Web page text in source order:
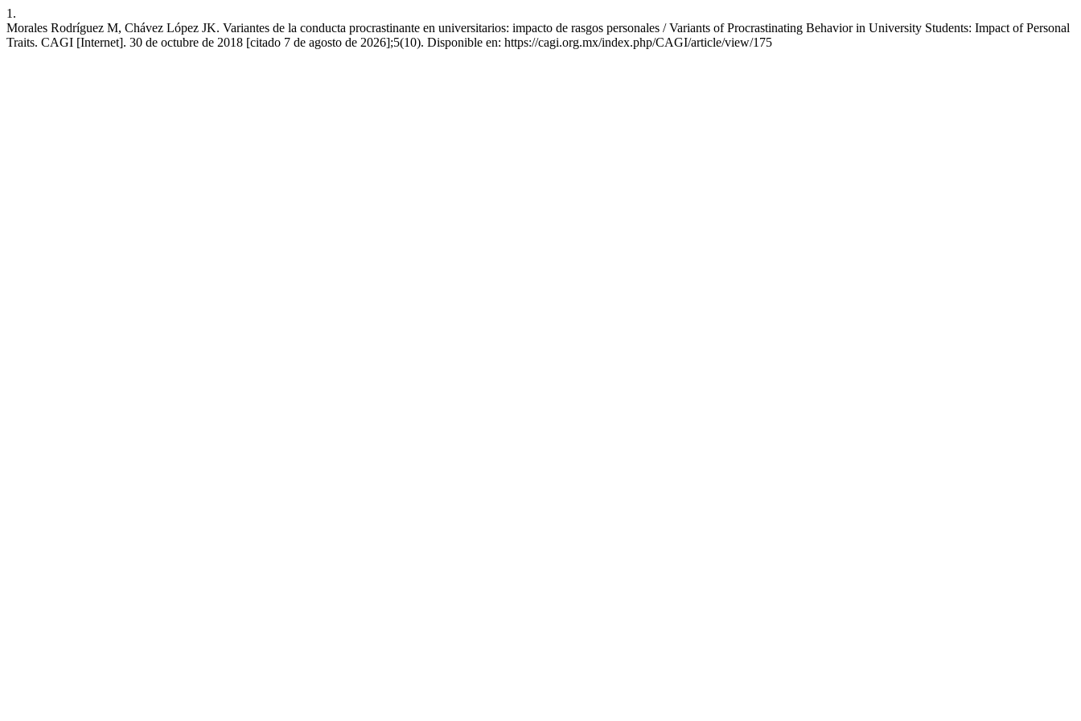
1.
Morales Rodríguez M, Chávez López JK. Variantes de la conducta procrastinante en universitarios: impacto de rasgos personales / Variants of Procrastinating Behavior in University Students: Impact of Personal
Traits. CAGI [Internet]. 30 de octubre de 2018 [citado 7 de agosto de 2026];5(10). Disponible en: https://cagi.org.mx/index.php/CAGI/article/view/175